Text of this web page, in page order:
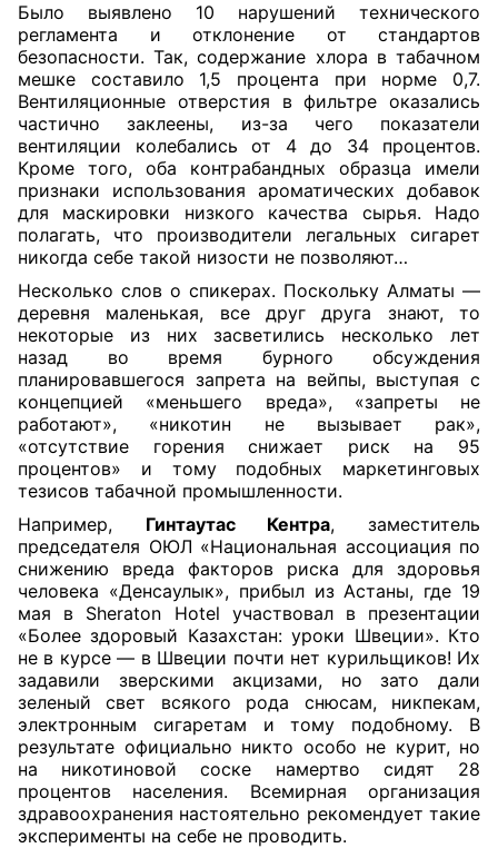
Было выявлено 10 нарушений технического
регламента и отклонение от стандартов
безопасности. Так, содержание хлора в табачном
мешке составило 1,5 процента при норме 0,7.
Вентиляционные отверстия в фильтре оказались
частично заклеены, из-за чего показатели
вентиляции колебались от 4 до 34 процентов.
Кроме того, оба контрабандных образца имели
признаки использования ароматических добавок
для маскировки низкого качества сырья. Надо
полагать, что производители легальных сигарет
никогда себе такой низости не позволяют…
Несколько слов о спикерах. Поскольку Алматы —
деревня маленькая, все друг друга знают, то
некоторые из них засветились несколько лет
назад во время бурного обсуждения
планировавшегося запрета на вейпы, выступая с
концепцией «меньшего вреда», «запреты не
работают», «никотин не вызывает рак»,
«отсутствие горения снижает риск на 95
процентов» и тому подобных маркетинговых
тезисов табачной промышленности.
Например, Гинтаутас Кентра, заместитель
председателя ОЮЛ «Национальная ассоциация по
снижению вреда факторов риска для здоровья
человека «Денсаулык», прибыл из Астаны, где 19
мая в Sheraton Hotel участвовал в презентации
«Более здоровый Казахстан: уроки Швеции». Кто
не в курсе — в Швеции почти нет курильщиков! Их
задавили зверскими акцизами, но зато дали
зеленый свет всякого рода снюсам, никпекам,
электронным сигаретам и тому подобному. В
результате официально никто особо не курит, но
на никотиновой соске намертво сидят 28
процентов населения. Всемирная организация
здравоохранения настоятельно рекомендует такие
эксперименты на себе не проводить.